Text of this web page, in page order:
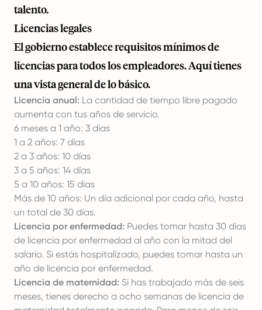
talento.
Licencias legales
El gobierno establece requisitos mínimos de
licencias para todos los empleadores. Aquí tienes
una vista general de lo básico.
Licencia anual: La cantidad de tiempo libre pagado
aumenta con tus años de servicio.
6 meses a 1 año: 3 días
1 a 2 años: 7 días
2 a 3 años: 10 días
3 a 5 años: 14 días
5 a 10 años: 15 días
Más de 10 años: Un día adicional por cada año, hasta
un total de 30 días.
Licencia por enfermedad: Puedes tomar hasta 30 días
de licencia por enfermedad al año con la mitad del
salario. Si estás hospitalizado, puedes tomar hasta un
año de licencia por enfermedad.
Licencia de maternidad: Si has trabajado más de seis
meses, tienes derecho a ocho semanas de licencia de